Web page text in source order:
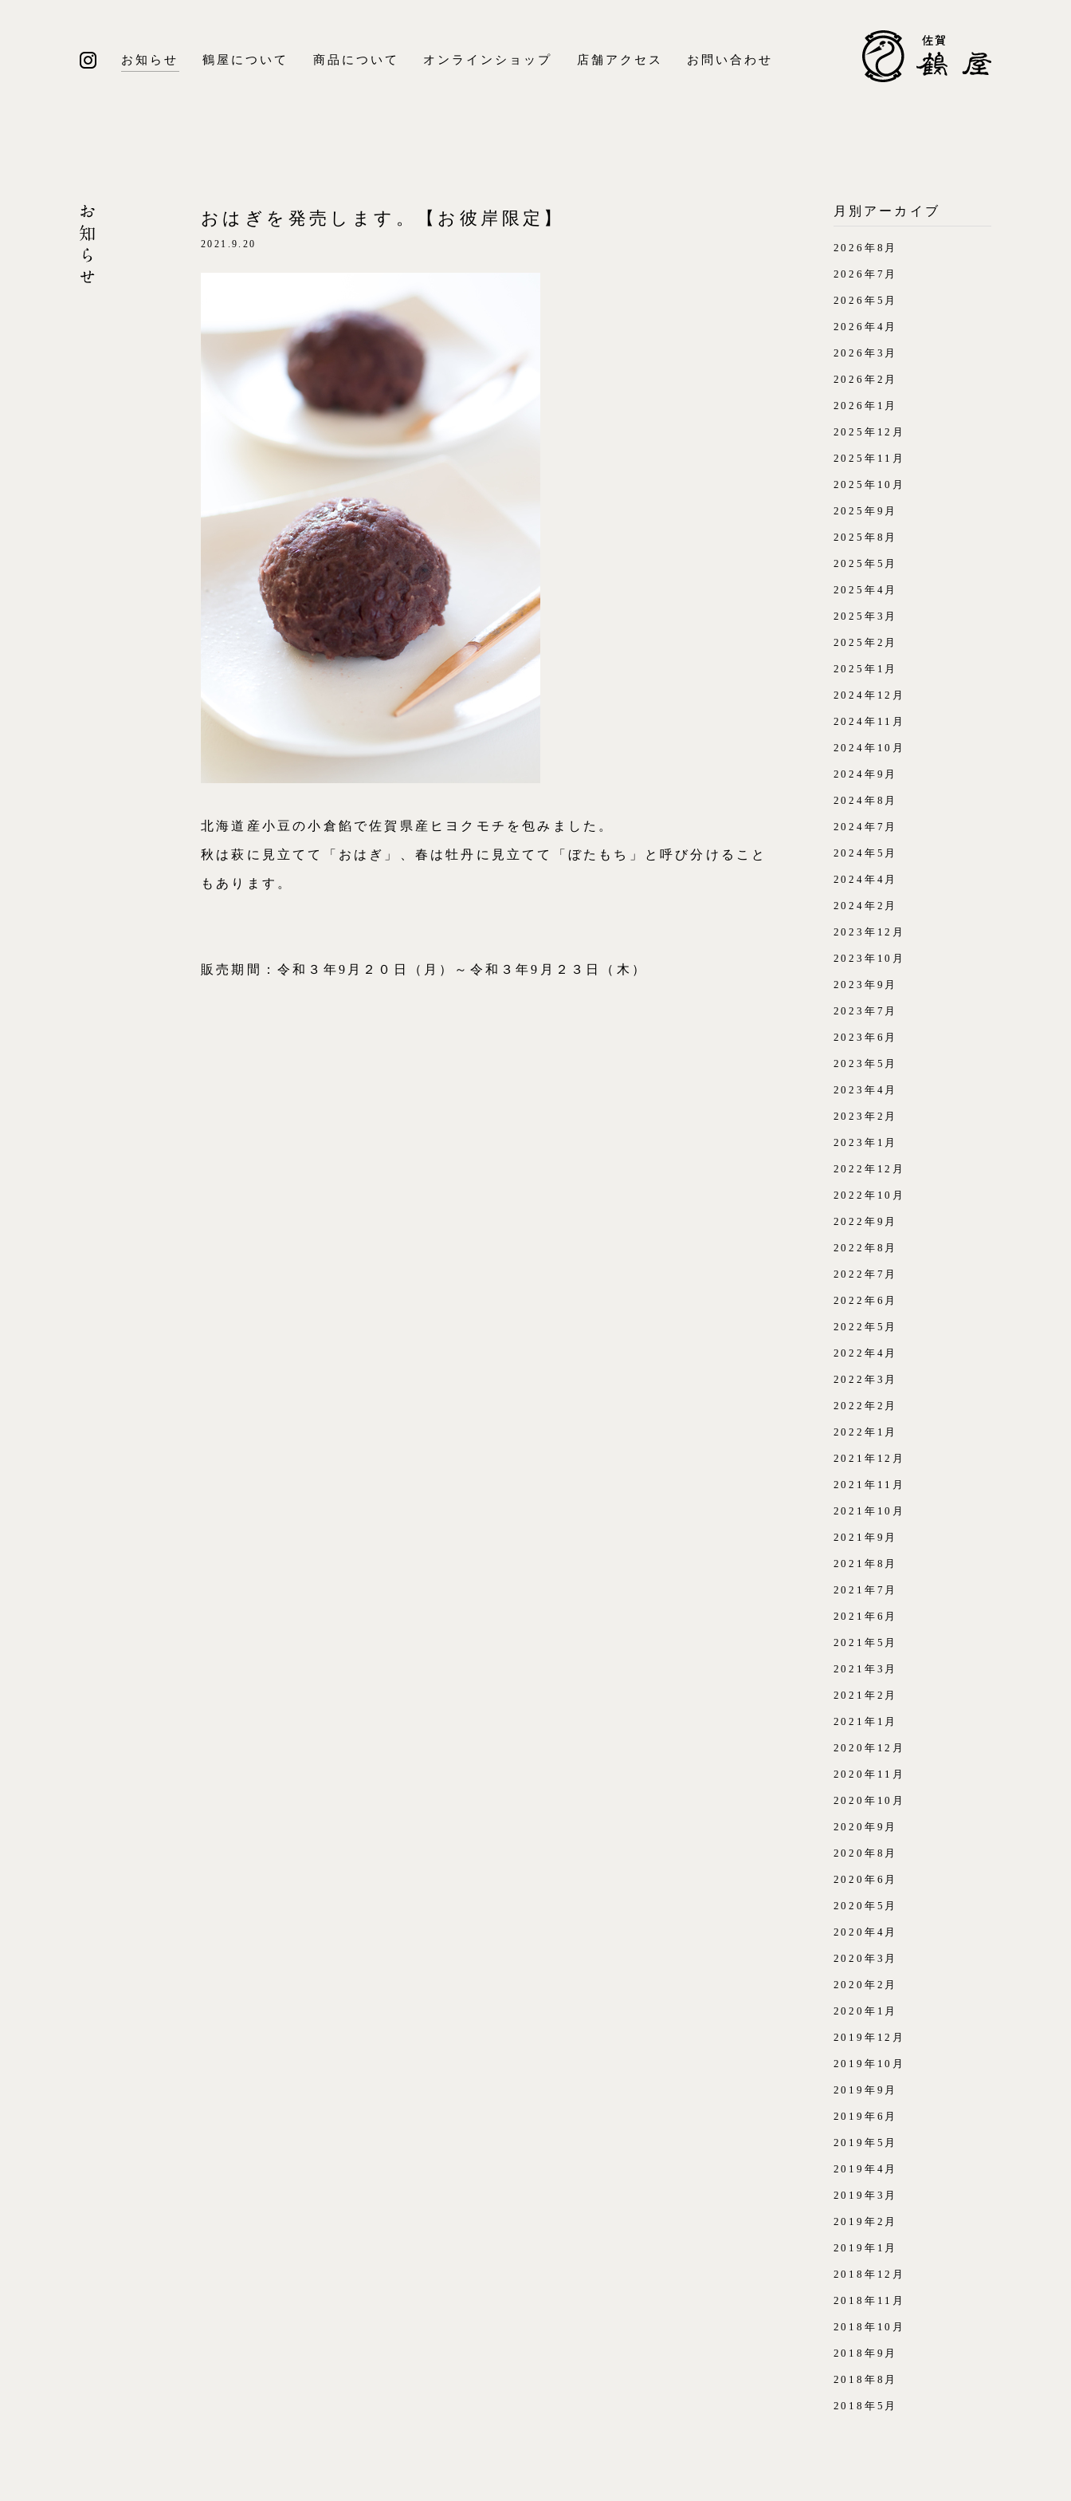
お知らせ 鶴屋について 商品について オンラインショップ 店舗アクセス お問い合わせ
おはぎを発売します。【お彼岸限定】
2021.9.20
北海道産小豆の小倉餡で佐賀県産ヒヨクモチを包みました。
秋は萩に見立てて「おはぎ」、春は牡丹に見立てて「ぼたもち」と呼び分けること
もあります。
販売期間：令和３年9月２０日（月）～令和３年9月２３日（木）
月別アーカイブ
2026年8月
2026年7月
2026年5月
2026年4月
2026年3月
2026年2月
2026年1月
2025年12月
2025年11月
2025年10月
2025年9月
2025年8月
2025年5月
2025年4月
2025年3月
2025年2月
2025年1月
2024年12月
2024年11月
2024年10月
2024年9月
2024年8月
2024年7月
2024年5月
2024年4月
2024年2月
2023年12月
2023年10月
2023年9月
2023年7月
2023年6月
2023年5月
2023年4月
2023年2月
2023年1月
2022年12月
2022年10月
2022年9月
2022年8月
2022年7月
2022年6月
2022年5月
2022年4月
2022年3月
2022年2月
2022年1月
2021年12月
2021年11月
2021年10月
2021年9月
2021年8月
2021年7月
2021年6月
2021年5月
2021年3月
2021年2月
2021年1月
2020年12月
2020年11月
2020年10月
2020年9月
2020年8月
2020年6月
2020年5月
2020年4月
2020年3月
2020年2月
2020年1月
2019年12月
2019年10月
2019年9月
2019年6月
2019年5月
2019年4月
2019年3月
2019年2月
2019年1月
2018年12月
2018年11月
2018年10月
2018年9月
2018年8月
2018年5月